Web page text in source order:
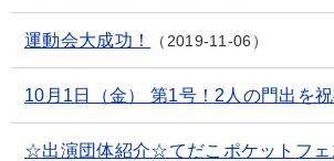
運動会大成功！ 2019-11-06
10月1日（金） 第1号！2人の門出を
☆出演団体紹介☆てだこポケットフェ